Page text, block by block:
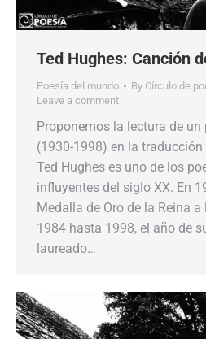
Ted Hughes: Canción
Poesía del mundo By Círculo de
Leave a comment
Proponemos la lectura de
(1930-1998) en la traducción
Ted Hughes es uno de los
influyentes del siglo XX. En
Medalla de Oro de la Reina
1984 hasta 1998, el año de
laureado…